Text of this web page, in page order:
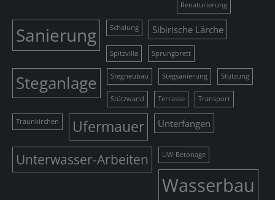
Renaturierung
Sanierung Schalung Sibirische Lärche
Spitzvilla Sprungbrett
Steganlage Stegneubau Stegsanierung Stützung
Stützwand Terrasse Transport
Traunkirchen Ufermauer Unterfangen
Unterwasser-Arbeiten UW-Betonage
Wasserbau